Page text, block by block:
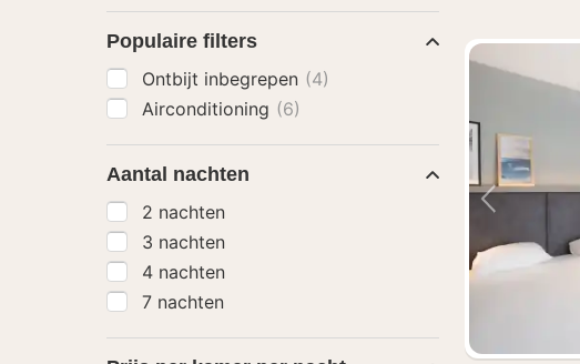
Populaire filters
Ontbijt inbegrepen (4)
Airconditioning (6)
Aantal nachten
2 nachten
3 nachten
4 nachten
7 nachten